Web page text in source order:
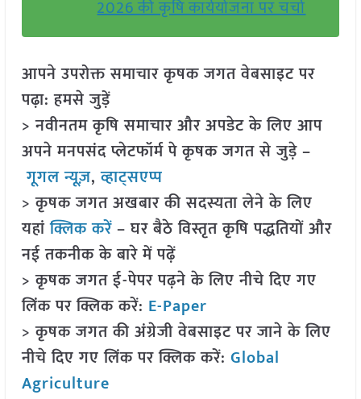
2026 की कृषि कार्ययोजना पर चर्चा
आपने उपरोक्त समाचार कृषक जगत वेबसाइट पर
पढ़ा: हमसे जुड़ें
> नवीनतम कृषि समाचार और अपडेट के लिए आप
अपने मनपसंद प्लेटफॉर्म पे कृषक जगत से जुड़े –
गूगल न्यूज़,व्हाट्सएप्प
> कृषक जगत अखबार की सदस्यता लेने के लिए
यहांक्लिक करें– घर बैठे विस्तृत कृषि पद्धतियों और
नई तकनीक के बारे में पढ़ें
> कृषक जगत ई-पेपर पढ़ने के लिए नीचे दिए गए
लिंक पर क्लिक करें: E-Paper
> कृषक जगत की अंग्रेजी वेबसाइट पर जाने के लिए
नीचे दिए गए लिंक पर क्लिक करें: Global
Agriculture